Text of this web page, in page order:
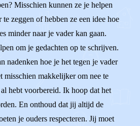
Misschien kunnen ze je helpen
te zeggen of hebben ze een idee hoe
minder naar je vader kan gaan.
om je gedachten op te schrijven.
nadenken hoe je het tegen je vader
misschien makkelijker om nee te
hebt voorbereid. Ik hoop dat het
En onthoud dat jij altijd de
je ouders respecteren. Jij moet